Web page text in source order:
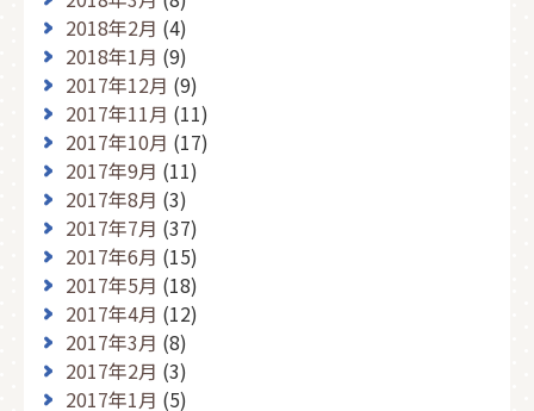
2018年2月 (4)
2018年1月 (9)
2017年12月 (9)
2017年11月 (11)
2017年10月 (17)
2017年9月 (11)
2017年8月 (3)
2017年7月 (37)
2017年6月 (15)
2017年5月 (18)
2017年4月 (12)
2017年3月 (8)
2017年2月 (3)
2017年1月 (5)